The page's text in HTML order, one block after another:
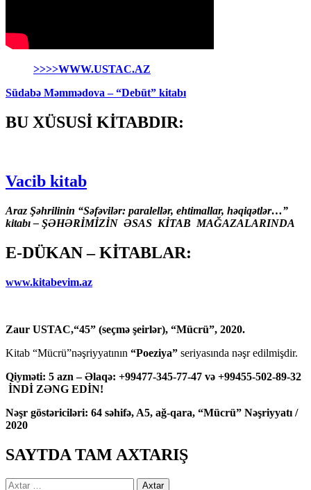
>>>>WWW.USTAC.AZ
Südabə Məmmədova – “Debüt” kitabı
BU XÜSUSİ KİTABDIR:
Vacib kitab
Araz Şəhrilinin “Səfəvilər: paralellər, ehtimallar, həqiqətlər…”
kitabı – ŞƏHƏRİMİZİN ƏSAS KİTAB MAĞAZALARINDA
E-DÜKAN – KİTABLAR:
www.kitabevim.az
Zaur USTAC,“45” (seçmə şeirlər), “Mücrü”, 2020.
Kitab “Mücrü”nəşriyyatının “Poeziya” seriyasında nəşr edilmişdir.
Qiyməti: 5 azn – Əlaqə: +99477-345-77-47 və +99455-502-89-32
İNDİ ZƏNG EDİN!
Nəşr göstəriciləri: 64 səhifə, A5, ağ-qara, “Mücrü” Nəşriyyatı /
2020
SAYTDA TAM AXTARIŞ
Axtarış: